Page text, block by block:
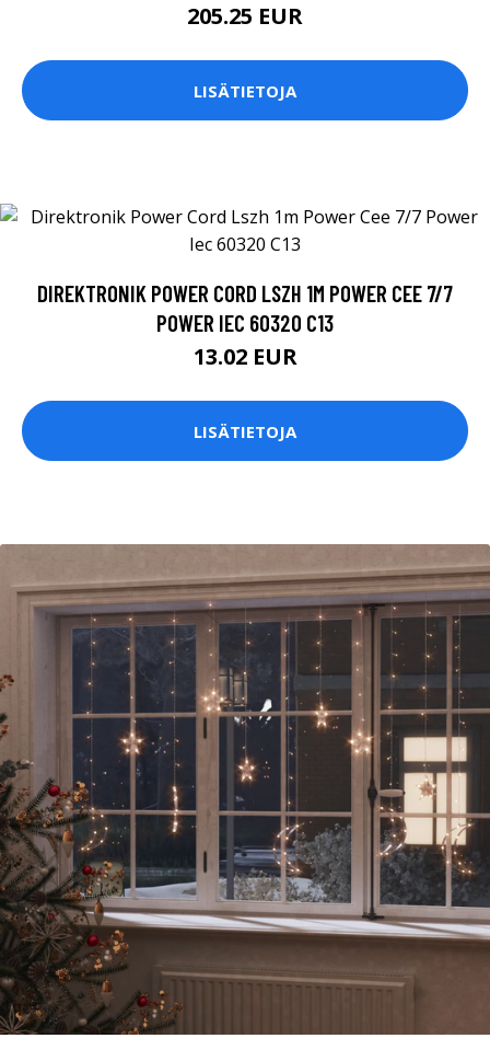
205.25 EUR
LISÄTIETOJA
DIREKTRONIK POWER CORD LSZH 1M POWER CEE 7/7
POWER IEC 60320 C13
13.02 EUR
LISÄTIETOJA